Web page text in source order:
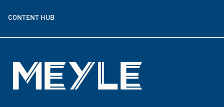
Events
CONTENT HUB